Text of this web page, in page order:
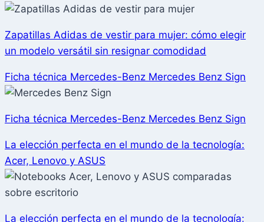
Zapatillas Adidas de vestir para mujer: cómo elegir
un modelo versátil sin resignar comodidad
Ficha técnica Mercedes-Benz Mercedes Benz Sign
Ficha técnica Mercedes-Benz Mercedes Benz Sign
La elección perfecta en el mundo de la tecnología:
Acer, Lenovo y ASUS
La elección perfecta en el mundo de la tecnología: